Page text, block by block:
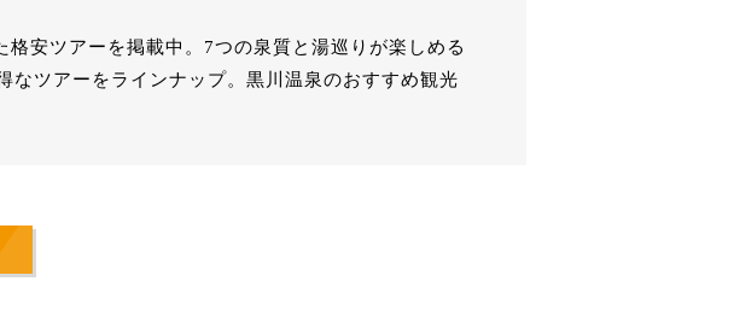
安ツアーを掲載中。7つの泉質と湯巡りが楽しめる
なツアーをラインナップ。黒川温泉のおすすめ観光